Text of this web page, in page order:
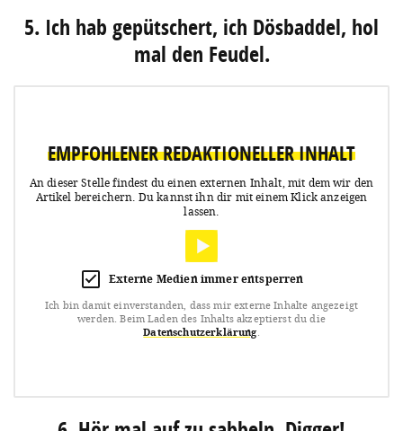
5. Ich hab gepütschert, ich Dösbaddel, hol
mal den Feudel.
EMPFOHLENER REDAKTIONELLER INHALT
An dieser Stelle findest du einen externen Inhalt, mit dem wir den
Artikel bereichern. Du kannst ihn dir mit einem Klick anzeigen
lassen.
Externe Medien immer entsperren
Ich bin damit einverstanden, dass mir externe Inhalte angezeigt
werden. Beim Laden des Inhalts akzeptierst du die
Datenschutzerklärung